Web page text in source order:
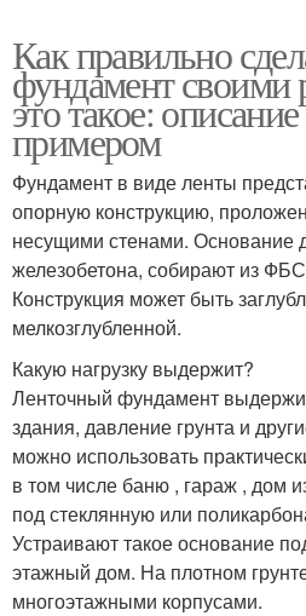
Как правильно
фундамент своими
это такое:
примером
Фундамент в виде ленты
опорную конструкцию,
несущими стенами. Основание
железобетона, собирают из
Конструкция может быть
мелкозглубленной.
Какую нагрузку выдержит?
Ленточный фундамент
здания, давление грунта и
можно использовать
в том числе баню , гараж , дом
под стеклянную или
Устраивают такое основание
этажный дом. На плотном
многоэтажными корпусами.